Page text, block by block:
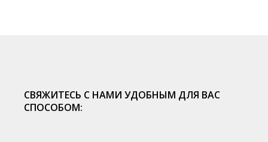
СВЯЖИТЕСЬ С НАМИ УДОБНЫМ ДЛЯ ВАС
СПОСОБОМ: